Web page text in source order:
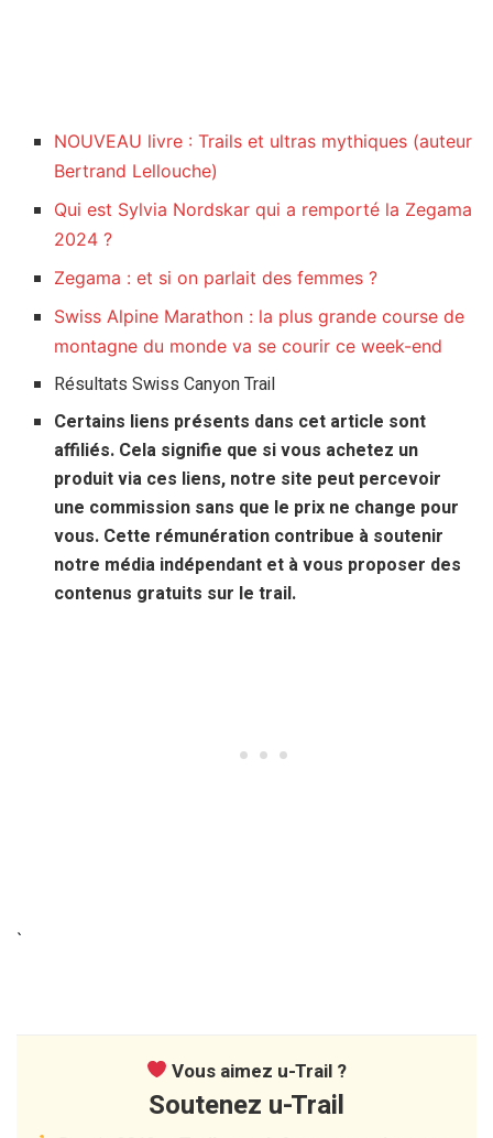
NOUVEAU livre : Trails et ultras mythiques (auteur
Bertrand Lellouche)
Qui est Sylvia Nordskar qui a remporté la Zegama
2024 ?
Zegama : et si on parlait des femmes ?
Swiss Alpine Marathon : la plus grande course de
montagne du monde va se courir ce week-end
Résultats Swiss Canyon Trail
Certains liens présents dans cet article sont
affiliés. Cela signifie que si vous achetez un
produit via ces liens, notre site peut percevoir
une commission sans que le prix ne change pour
vous. Cette rémunération contribue à soutenir
notre média indépendant et à vous proposer des
contenus gratuits sur le trail.
`
Vous aimez u-Trail ?
Soutenez u-Trail